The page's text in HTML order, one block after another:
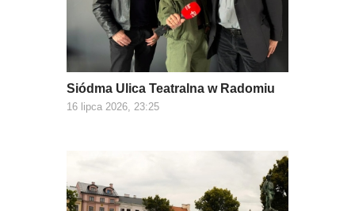
Siódma Ulica Teatralna w Radomiu
16 lipca 2026, 23:25